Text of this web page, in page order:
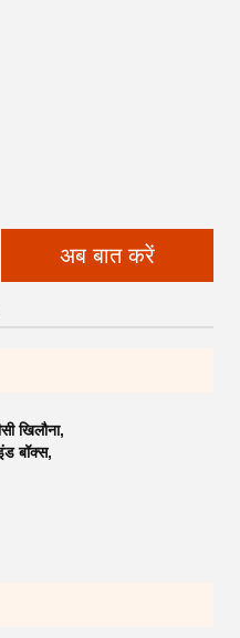
अब बात करें
खिलौना,
बॉक्स,